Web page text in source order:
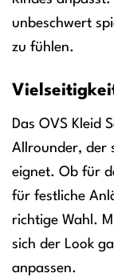
unbeschwert
zu fühlen.
Das OVS Kleid
Allrounder, der
eignet. Ob für
für festliche
richtige Wahl.
sich der Look
anpassen.